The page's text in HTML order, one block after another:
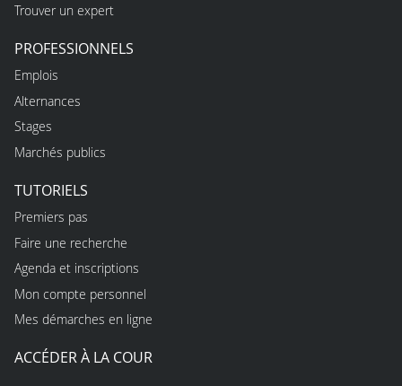
Trouver un expert
PROFESSIONNELS
Emplois
Alternances
Stages
Marchés publics
TUTORIELS
Premiers pas
Faire une recherche
Agenda et inscriptions
Mon compte personnel
Mes démarches en ligne
ACCÉDER À LA COUR